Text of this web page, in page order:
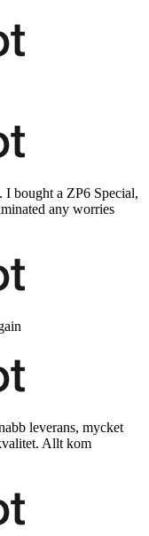
I bought a ZP6 Special,
any worries
leverans, mycket
Allt kom